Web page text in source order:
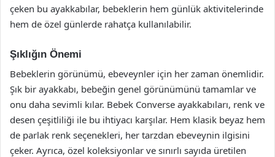
çeken bu ayakkabılar, bebeklerin hem günlük aktivitelerinde
hem de özel günlerde rahatça kullanılabilir.
Şıklığın Önemi
Bebeklerin görünümü, ebeveynler için her zaman önemlidir.
Şık bir ayakkabı, bebeğin genel görünümünü tamamlar ve
onu daha sevimli kılar. Bebek Converse ayakkabıları, renk ve
desen çeşitliliği ile bu ihtiyacı karşılar. Hem klasik beyaz hem
de parlak renk seçenekleri, her tarzdan ebeveynin ilgisini
çeker. Ayrıca, özel koleksiyonlar ve sınırlı sayıda üretilen